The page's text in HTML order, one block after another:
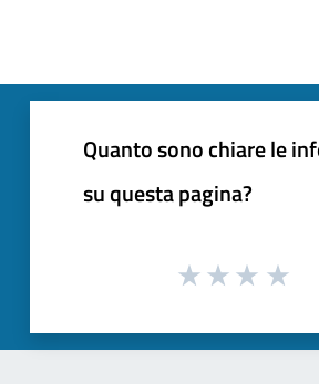
Quanto sono chiare le
su questa pagina?